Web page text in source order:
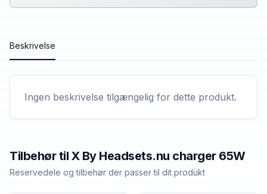
Beskrivelse
Ingen beskrivelse tilgængelig for dette produkt.
Tilbehør til X By Headsets.nu charger 65W
Reservedele og tilbehør der passer til dit produkt